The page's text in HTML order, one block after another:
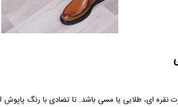
ای، طلایی یا مسی باشد. تا تضادی با رنگ پاپوش